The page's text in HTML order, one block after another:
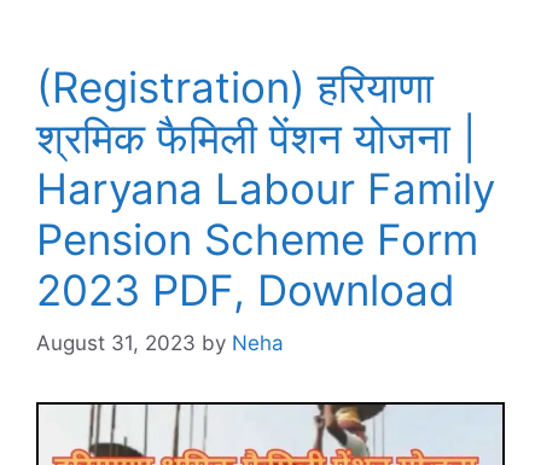
(Registration) हरियाणा
श्रमिक फैमिली पेंशन योजना |
Haryana Labour Family
Pension Scheme Form
2023 PDF, Download
August 31, 2023 by Neha